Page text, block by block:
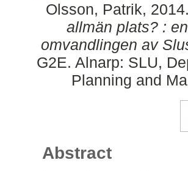
Olsson, Patrik,
allmän plats? :
omvandlingen av
G2E. Alnarp: SLU,
Planning and
Abstract